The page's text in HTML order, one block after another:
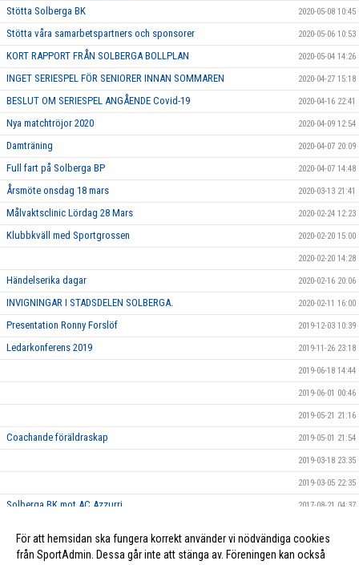
Stötta Solberga BK 2020-05-08 10:45
Stötta våra samarbetspartners och sponsorer 2020-05-06 10:53
KORT RAPPORT FRÅN SOLBERGA BOLLPLAN 2020-05-04 14:26
INGET SERIESPEL FÖR SENIORER INNAN SOMMAREN 2020-04-27 15:18
BESLUT OM SERIESPEL ANGÅENDE Covid-19 2020-04-16 22:41
Nya matchtröjor 2020 2020-04-09 12:54
Damträning 2020-04-07 20:09
Full fart på Solberga BP 2020-04-07 14:48
Årsmöte onsdag 18 mars 2020-03-13 21:41
Målvaktsclinic Lördag 28 Mars 2020-02-24 12:23
Klubbkväll med Sportgrossen 2020-02-20 15:00
2020-02-20 14:28
Händelserika dagar 2020-02-16 20:06
INVIGNINGAR I STADSDELEN SOLBERGA. 2020-02-11 16:00
Presentation Ronny Forslöf 2019-12-03 10:39
Ledarkonferens 2019 2019-11-26 23:18
2019-06-18 14:44
2019-06-01 00:46
2019-05-21 21:16
Coachande föräldraskap 2019-05-01 21:54
2019-03-18 23:35
2019-03-05 22:35
Solberga BK mot AC Azzurri 2017-08-21 04:37
orange.. kanske de var våra fans?
2017-08-19 04:38
För att hemsidan ska fungera korrekt använder vi nödvändiga cookies
från SportAdmin. Dessa går inte att stänga av. Föreningen kan också